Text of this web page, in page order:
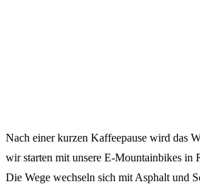
Nach einer kurzen Kaffeepause wird das
wir starten mit unsere E-Mountainbikes in
Die Wege wechseln sich mit Asphalt und